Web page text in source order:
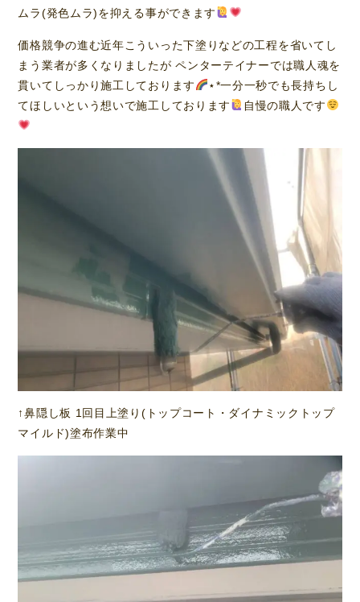
ムラ(発色ムラ)を抑える事ができます
価格競争の進む近年こういった下塗りなどの工程を省いてし
まう業者が多くなりましたが ペンターテイナーでは職人魂を
貫いてしっかり施工しております
⋆*一分一秒でも長持ちし
てほしいという想いで施工しております
自慢の職人です
↑鼻隠し板 1回目上塗り(トップコート・ダイナミックトップ
マイルド)塗布作業中